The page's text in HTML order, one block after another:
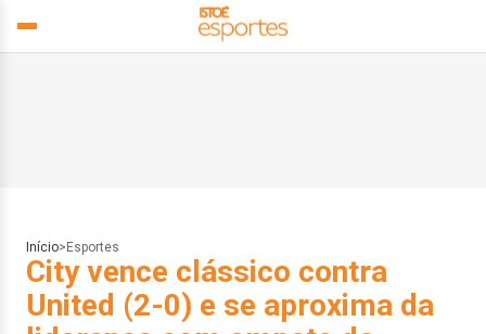
Início> Esportes
City vence clássico contra
United (2-0) e se aproxima da